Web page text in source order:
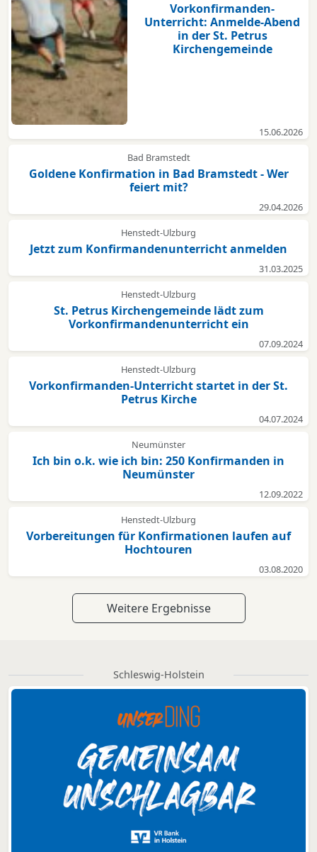
Vorkonfirmanden-
Unterricht: Anmelde-Abend
in der St. Petrus
Kirchengemeinde
15.06.2026
Bad Bramstedt
Goldene Konfirmation in Bad Bramstedt - Wer
feiert mit?
29.04.2026
Henstedt-Ulzburg
Jetzt zum Konfirmandenunterricht anmelden
31.03.2025
Henstedt-Ulzburg
St. Petrus Kirchengemeinde lädt zum
Vorkonfirmandenunterricht ein
07.09.2024
Henstedt-Ulzburg
Vorkonfirmanden-Unterricht startet in der St.
Petrus Kirche
04.07.2024
Neumünster
Ich bin o.k. wie ich bin: 250 Konfirmanden in
Neumünster
12.09.2022
Henstedt-Ulzburg
Vorbereitungen für Konfirmationen laufen auf
Hochtouren
03.08.2020
Weitere Ergebnisse
Schleswig-Holstein